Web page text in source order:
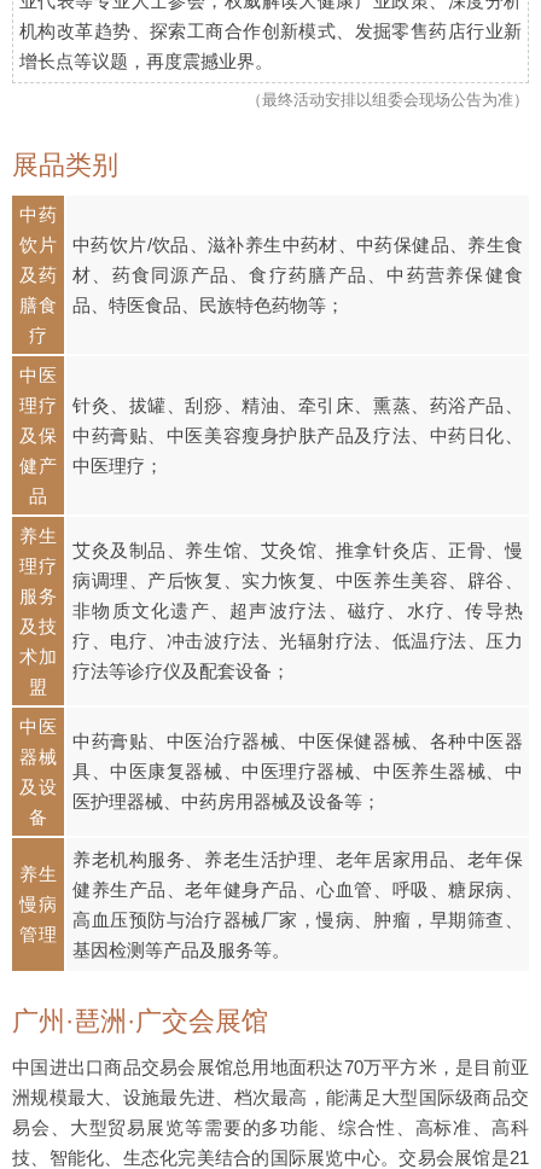
机构改革趋势、探索工商合作创新模式、发掘零售药店行业新
增长点等议题，再度震撼业界。
（最终活动安排以组委会现场公告为准）
展品类别
中药
饮片
及药
膳食
疗
中药饮片/饮品、滋补养生中药材、中药保健品、养生食
材、药食同源产品、食疗药膳产品、中药营养保健食
品、特医食品、民族特色药物等；
中医
理疗
及保
健产
品
针灸、拔罐、刮痧、精油、牵引床、熏蒸、药浴产品、
中药膏贴、中医美容瘦身护肤产品及疗法、中药日化、
中医理疗；
养生
理疗
服务
及技
术加
盟
艾灸及制品、养生馆、艾灸馆、推拿针灸店、正骨、慢
病调理、产后恢复、实力恢复、中医养生美容、辟谷、
非物质文化遗产、超声波疗法、磁疗、水疗、传导热
疗、电疗、冲击波疗法、光辐射疗法、低温疗法、压力
疗法等诊疗仪及配套设备；
中医
器械
及设
备
中药膏贴、中医治疗器械、中医保健器械、各种中医器
具、中医康复器械、中医理疗器械、中医养生器械、中
医护理器械、中药房用器械及设备等；
养生
慢病
管理
养老机构服务、养老生活护理、老年居家用品、老年保
健养生产品、老年健身产品、心血管、呼吸、糖尿病、
高血压预防与治疗器械厂家，慢病、肿瘤，早期筛查、
基因检测等产品及服务等。
广州·琶洲·广交会展馆
中国进出口商品交易会展馆总用地面积达70万平方米，是目前亚
洲规模最大、设施最先进、档次最高，能满足大型国际级商品交
易会、大型贸易展览等需要的多功能、综合性、高标准、高科
技、智能化、生态化完美结合的国际展览中心。交易会展馆是21